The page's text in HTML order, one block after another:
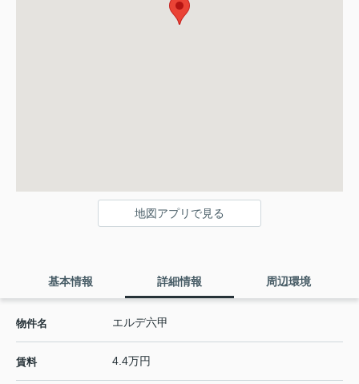
地図アプリで見る
基本情報 詳細情報 周辺環境
物件名 エルデ六甲
賃料 4.4万円